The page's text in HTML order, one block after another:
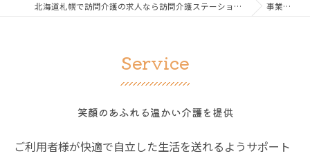
北海道札幌で訪問介護の求人なら訪問介護ステーション エソラ 事業内容
笑顔のあふれる温かい介護を提供
Service
ご利用者様が快適で自立した生活を送れるようサポート